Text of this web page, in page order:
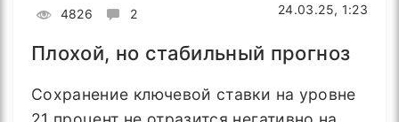
4826 2 24.03.25, 1:23
Плохой, но стабильный прогноз
Сохранение ключевой ставки на уровне